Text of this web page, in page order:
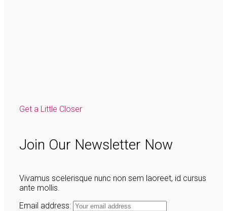
Get a Little Closer
Join Our Newsletter Now
Vivamus scelerisque nunc non sem laoreet, id cursus
ante mollis.
Email address: